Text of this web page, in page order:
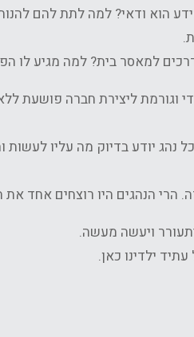
הוא ודאי? למה לתת להם
וגורמת ליצירת חברה פושעת
בכביש עם 4 שלטי עצור, כל נהג יודע
הרי הנהגים היו רוצחים אחד
ויעשה מעשה.
ילדינו כאן.